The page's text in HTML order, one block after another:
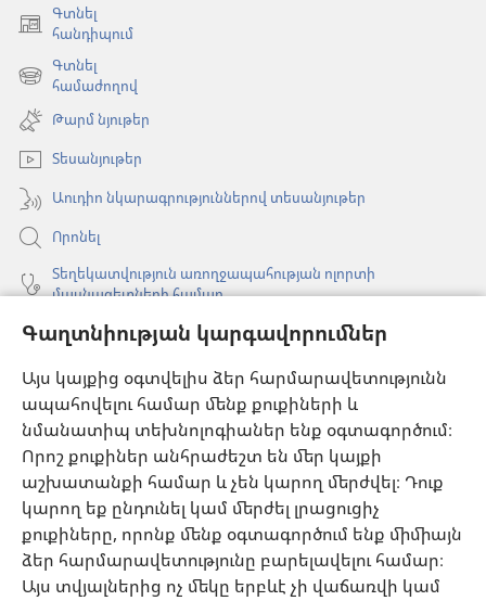
Գաղտնիության կարգավորումներ
Այս կայքից օգտվելիս ձեր հարմարավետությունն
ապահովելու համար մենք քուքիների և
նմանատիպ տեխնոլոգիաներ ենք օգտագործում։
Որոշ քուքիներ անհրաժեշտ են մեր կայքի
աշխատանքի համար և չեն կարող մերժվել։ Դուք
կարող եք ընդունել կամ մերժել լրացուցիչ
քուքիները, որոնք մենք օգտագործում ենք միմիայն
ձեր հարմարավետությունը բարելավելու համար։
Այս տվյալներից ոչ մեկը երբևէ չի վաճառվի կամ
Գտնել
հանդիպում
(բացվում
նոր
պատուհան)
Գտնել
համաժողով
(բացվում
նոր
պատուհան)
Թարմ նյութեր
Տեսանյութեր
Աուդիո նկարագրություններով տեսանյութեր
Որոնել
Տեղեկատվություն առողջապահության ոլորտի
մասնագետների համար
Գլոբալ հաղորդակցություն
Օգնություն
Նվիրատվություններ
(բացվում
է
նոր
պատուհան)
Դիտարանի ՕՆԼԱՅՆ ԳՐԱԴԱՐԱՆ
(բացվում
է
նոր
պատուհան)
JW Hub
(բացվում
է
նոր
JW Library® հավելված